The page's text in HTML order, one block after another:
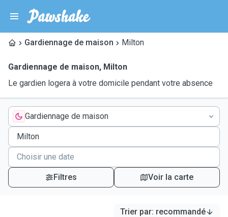
Gardiennage de maison Milton
Gardiennage de maison, Milton
Le gardien logera à votre domicile pendant votre absence
Gardiennage de maison
Filtres Voir la carte
Trier par: recommandé